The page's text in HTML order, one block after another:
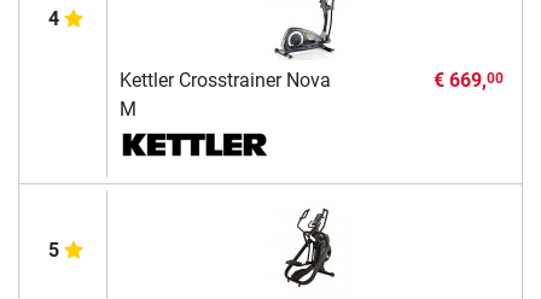
4
Kettler Crosstrainer Nova
M
€ 669,00
5